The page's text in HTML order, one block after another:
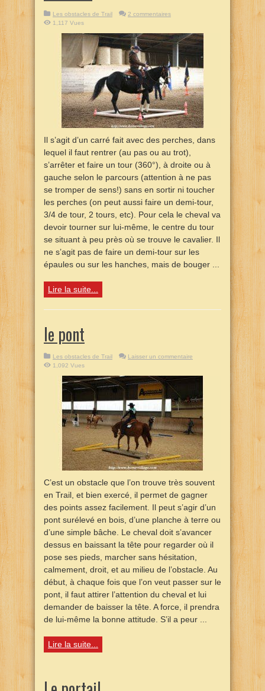
Les obstacles de Trail
2 commentaires
1,117 Vues
Il s’agit d’un carré fait avec des perches, dans
lequel il faut rentrer (au pas ou au trot),
s’arrêter et faire un tour (360°), à droite ou à
gauche selon le parcours (attention à ne pas
se tromper de sens!) sans en sortir ni toucher
les perches (on peut aussi faire un demi-tour,
3/4 de tour, 2 tours, etc). Pour cela le cheval va
devoir tourner sur lui-même, le centre du tour
se situant à peu près où se trouve le cavalier. Il
ne s’agit pas de faire un demi-tour sur les
épaules ou sur les hanches, mais de bouger ...
Lire la suite...
le pont
Les obstacles de Trail
Laisser un commentaire
1,092 Vues
C’est un obstacle que l’on trouve très souvent
en Trail, et bien exercé, il permet de gagner
des points assez facilement. Il peut s’agir d’un
pont surélevé en bois, d’une planche à terre ou
d’une simple bâche. Le cheval doit s’avancer
dessus en baissant la tête pour regarder où il
pose ses pieds, marcher sans hésitation,
calmement, droit, et au milieu de l’obstacle. Au
début, à chaque fois que l’on veut passer sur le
pont, il faut attirer l’attention du cheval et lui
demander de baisser la tête. A force, il prendra
de lui-même la bonne attitude. S’il a peur ...
Lire la suite...